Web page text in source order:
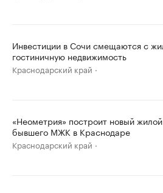
Инвестиции в Сочи смещаются с
гостиничную недвижимость
Краснодарский край
«Неометрия» построит новый
бывшего МЖК в Краснодаре
Краснодарский край